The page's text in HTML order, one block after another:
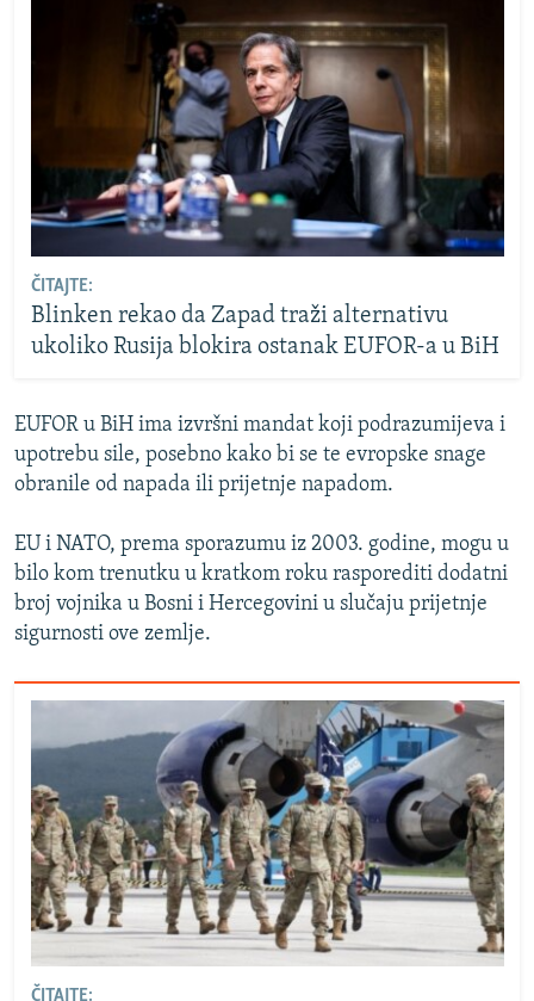
ČITAJTE:
Blinken rekao da Zapad traži alternativu
ukoliko Rusija blokira ostanak EUFOR-a u BiH
EUFOR u BiH ima izvršni mandat koji podrazumijeva i
upotrebu sile, posebno kako bi se te evropske snage
obranile od napada ili prijetnje napadom.
EU i NATO, prema sporazumu iz 2003. godine, mogu u
bilo kom trenutku u kratkom roku rasporediti dodatni
broj vojnika u Bosni i Hercegovini u slučaju prijetnje
sigurnosti ove zemlje.
ČITAJTE: